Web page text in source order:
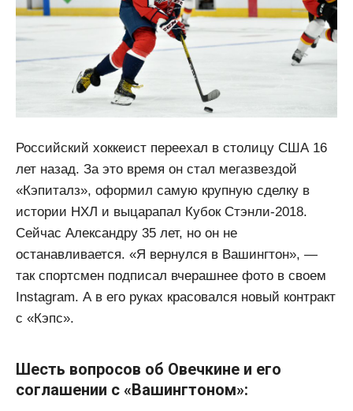
Российский хоккеист переехал в столицу США 16
лет назад. За это время он стал мегазвездой
«Кэпиталз», оформил самую крупную сделку в
истории НХЛ и выцарапал Кубок Стэнли-2018.
Сейчас Александру 35 лет, но он не
останавливается. «Я вернулся в Вашингтон», —
так спортсмен подписал вчерашнее фото в своем
Instagram. А в его руках красовался новый контракт
с «Кэпс».
Шесть вопросов об Овечкине и его
соглашении с «Вашингтоном»: